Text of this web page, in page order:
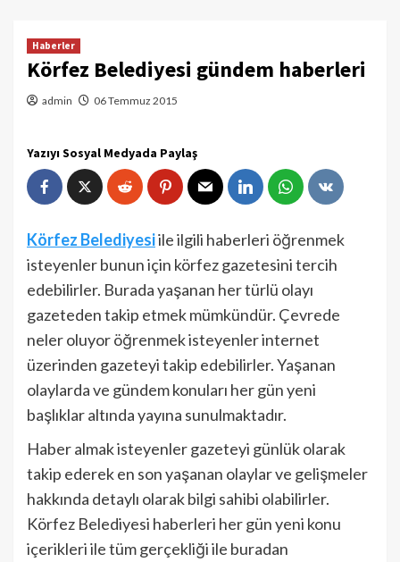
Haberler
Körfez Belediyesi gündem haberleri
admin 06 Temmuz 2015
Yazıyı Sosyal Medyada Paylaş
Körfez Belediyesiile ilgili haberleri öğrenmek
isteyenler bunun için körfez gazetesini tercih
edebilirler. Burada yaşanan her türlü olayı
gazeteden takip etmek mümkündür. Çevrede
neler oluyor öğrenmek isteyenler internet
üzerinden gazeteyi takip edebilirler. Yaşanan
olaylarda ve gündem konuları her gün yeni
başlıklar altında yayına sunulmaktadır.
Haber almak isteyenler gazeteyi günlük olarak
takip ederek en son yaşanan olaylar ve gelişmeler
hakkında detaylı olarak bilgi sahibi olabilirler.
Körfez Belediyesi haberleri her gün yeni konu
içerikleri ile tüm gerçekliği ile buradan